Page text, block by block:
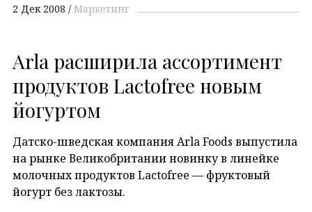
2 Дек 2008 Маркетинг
Arla расширила ассортимент
продуктов Lactofree новым
йогуртом
Датско-шведская компания Arla Foods выпустила
на рынке Великобритании новинку в линейке
молочных продуктов Lactofree — фруктовый
йогурт без лактозы.